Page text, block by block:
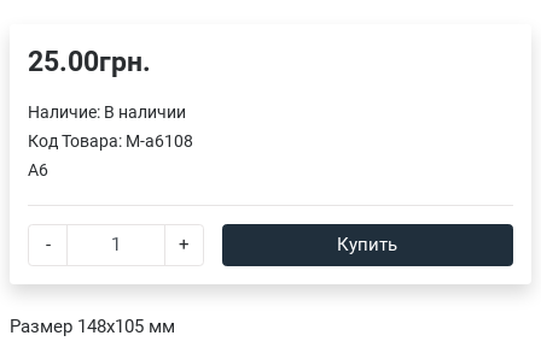
Размер 148х105 мм
25.00грн.
Наличие: В наличии
Код Товара: M-a6108
A6
- + Купить